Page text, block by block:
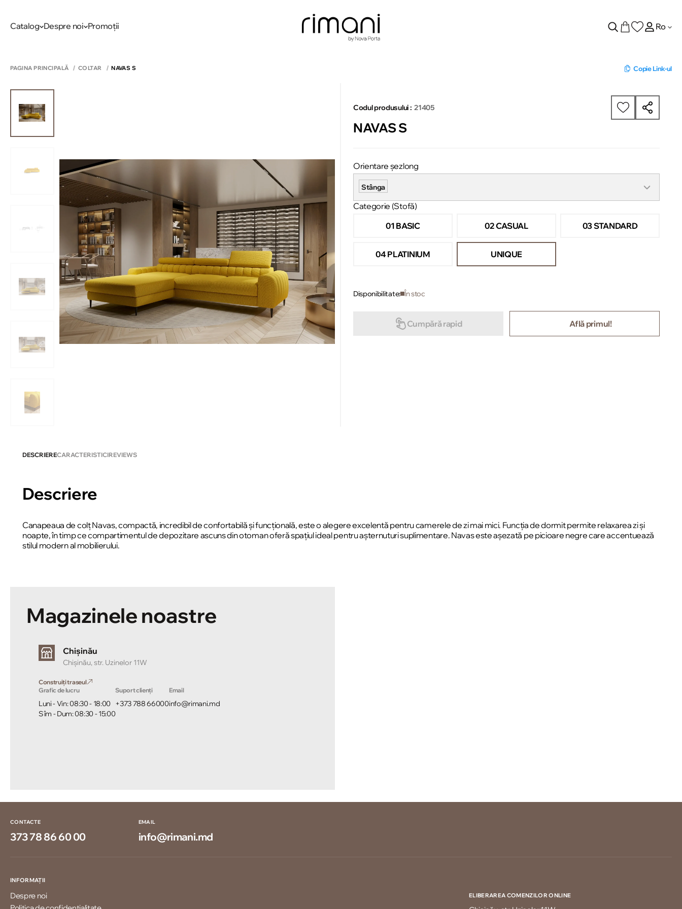
Catalog Despre noi Promoții Ro
PAGINA PRINCIPALĂ COLTAR NAVAS S Copie Link-ul
Codul produsului : 21405
NAVAS S
Orientare șezlong
Stânga
Categorie (Stofă)
01 BASIC
02 CASUAL 03 STANDARD
04 PLATINIUM UNIQUE
Disponibilitate: În stoc
Cumpără rapid Află primul!
DESCRIERECARACTERISTICIREVIEWS
Descriere
Canapeaua de colț Navas, compactă, incredibil de confortabilă și funcțională, este o alegere excelentă pentru camerele de zi mai mici. Funcția de dormit permite relaxarea zi și
noapte, în timp ce compartimentul de depozitare ascuns din otoman oferă spațiul ideal pentru așternuturi suplimentare. Navas este așezată pe picioare negre care accentuează
stilul modern al mobilierului.
Magazinele noastre
Chișinău
Chișinău, str. Uzinelor 11W
Construiți traseul
Grafic de lucru
Luni - Vin: 08:30 - 18:00
Sîm - Dum: 08:30 - 15:00
Suport clienți
+373 788 66000
Email
info@rimani.md
CONTACTE
373 78 86 60 00
EMAIL
info@rimani.md
INFORMAȚII
Despre noi
ELIBERAREA COMENZILOR ONLINE